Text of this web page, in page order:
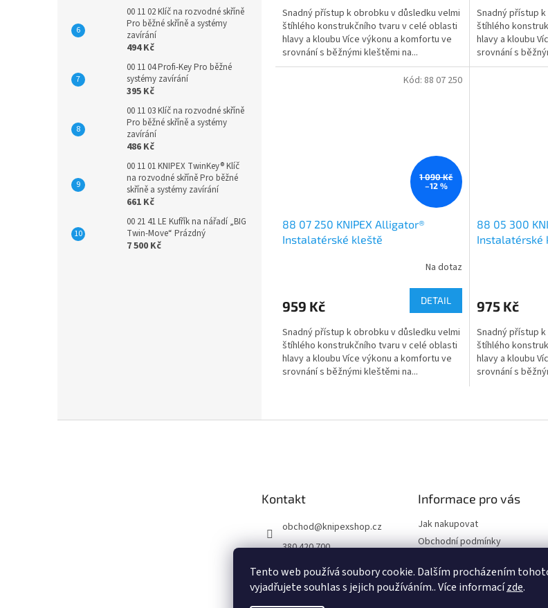
Tento web používá soubory cookie. Dalším procházením
vyjadřujete souhlas s jejich používáním.. Více informacízde.
00 11 02 Klíč na rozvodné skříně
Pro běžné skříně a systémy
zavírání
494 Kč
00 11 04 Profi-Key Pro běžné
systémy zavírání
395 Kč
00 11 03 Klíč na rozvodné skříně
Pro běžné skříně a systémy
zavírání
486 Kč
00 11 01 KNIPEX TwinKey® Klíč
na rozvodné skříně Pro běžné
skříně a systémy zavírání
661 Kč
00 21 41 LE Kufřík na nářadí „BIG
Twin-Move“ Prázdný
7 500 Kč
Snadný přístup k obrobku v důsledku velmi
štíhlého konstrukčního tvaru v celé oblasti
hlavy a kloubu Více výkonu a komfortu ve
srovnání s běžnými kleštěmi na...
Snadný přístup
štíhlého
hlavy a kloubu
srovnání s
1 090 Kč
–12 %
88 07 250 KNIPEX Alligator®
Instalatérské kleště
Na dotaz
959 Kč DETAIL
Snadný přístup k obrobku v důsledku velmi
štíhlého konstrukčního tvaru v celé oblasti
hlavy a kloubu Více výkonu a komfortu ve
srovnání s běžnými kleštěmi na...
Kód: 88 07 250
88 05 300
Instalatérské
975 Kč
Snadný přístup
štíhlého
hlavy a kloubu
srovnání s
Kontakt
obchod@knipexshop.cz
380 420 700
Informace pro vás
Jak nakupovat
Obchodní podmínky
údajů